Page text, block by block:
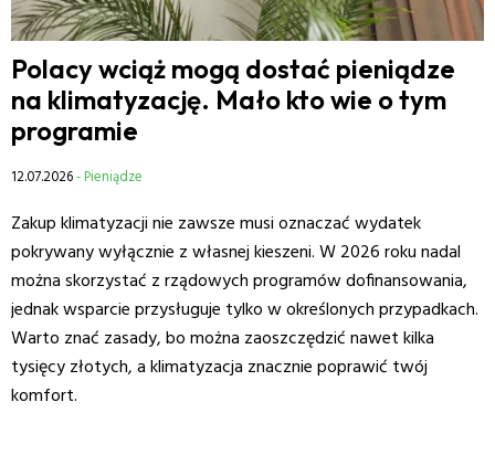
Polacy wciąż mogą dostać pieniądze
na klimatyzację. Mało kto wie o tym
programie
12.07.2026- Pieniądze
Zakup klimatyzacji nie zawsze musi oznaczać wydatek
pokrywany wyłącznie z własnej kieszeni. W 2026 roku nadal
można skorzystać z rządowych programów dofinansowania,
jednak wsparcie przysługuje tylko w określonych przypadkach.
Warto znać zasady, bo można zaoszczędzić nawet kilka
tysięcy złotych, a klimatyzacja znacznie poprawić twój
komfort.